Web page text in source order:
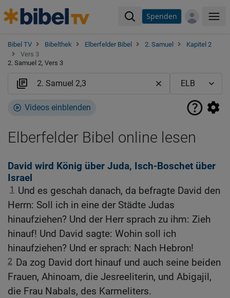
Spenden
Bibel TV Bibelthek Elberfelder Bibel 2. Samuel
Kapitel 2
Vers 3
2. Samuel 2, Vers 3
Videos einblenden
Elberfelder Bibel online lesen
David wird König über Juda, Isch-Boschet über
Israel
1
Und es geschah danach, da befragte David den
Herrn: Soll ich in eine der Städte Judas
hinaufziehen? Und der Herr sprach zu ihm: Zieh
hinauf! Und David sagte: Wohin soll ich
hinaufziehen? Und er sprach: Nach Hebron!
2 Da zog David dort hinauf und auch seine beiden
Frauen, Ahinoam, die Jesreeliterin, und Abigajil,
die Frau Nabals, des Karmeliters.